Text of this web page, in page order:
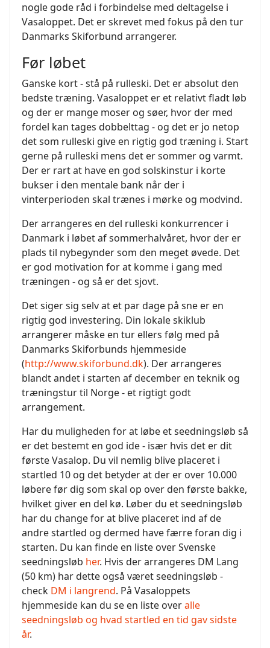
nogle gode råd i forbindelse med deltagelse i
Vasaloppet. Det er skrevet med fokus på den tur
Danmarks Skiforbund arrangerer.
Før løbet
Ganske kort - stå på rulleski. Det er absolut den
bedste træning. Vasaloppet er et relativt fladt løb
og der er mange moser og søer, hvor der med
fordel kan tages dobbelttag - og det er jo netop
det som rulleski give en rigtig god træning i. Start
gerne på rulleski mens det er sommer og varmt.
Der er rart at have en god solskinstur i korte
bukser i den mentale bank når der i
vinterperioden skal trænes i mørke og modvind.
Der arrangeres en del rulleski konkurrencer i
Danmark i løbet af sommerhalvåret, hvor der er
plads til nybegynder som den meget øvede. Det
er god motivation for at komme i gang med
træningen - og så er det sjovt.
Det siger sig selv at et par dage på sne er en
rigtig god investering. Din lokale skiklub
arrangerer måske en tur ellers følg med på
Danmarks Skiforbunds hjemmeside
(http://www.skiforbund.dk). Der arrangeres
blandt andet i starten af december en teknik og
træningstur til Norge - et rigtigt godt
arrangement.
Har du muligheden for at løbe et seedningsløb så
er det bestemt en god ide - især hvis det er dit
første Vasalop. Du vil nemlig blive placeret i
startled 10 og det betyder at der er over 10.000
løbere før dig som skal op over den første bakke,
hvilket giver en del kø. Løber du et seedningsløb
har du change for at blive placeret ind af de
andre startled og dermed have færre foran dig i
starten. Du kan finde en liste over Svenske
seedningsløb her. Hvis der arrangeres DM Lang
(50 km) har dette også været seedningsløb -
check DM i langrend. På Vasaloppets
hjemmeside kan du se en liste overalle
seedningsløb og hvad startled en tid gav sidste
år.